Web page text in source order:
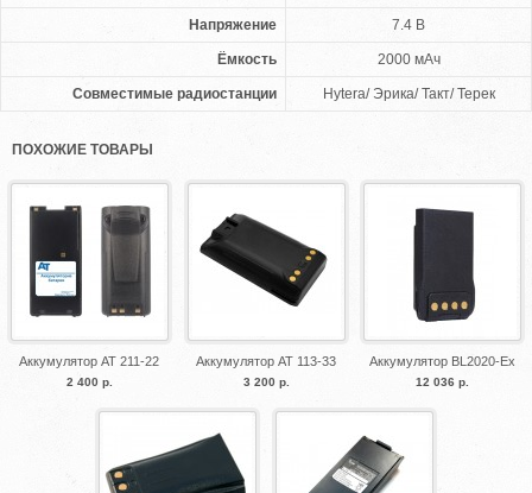
Напряжение 7.4 В
Ёмкость 2000 мАч
Совместимые радиостанции Hytera/ Эрика/ Такт/ Терек
ПОХОЖИЕ ТОВАРЫ
Аккумулятор АТ 211-22
2 400 р.
Аккумулятор АТ 113-33
3 200 р.
Аккумулятор BL2020-Ex
12 036 р.